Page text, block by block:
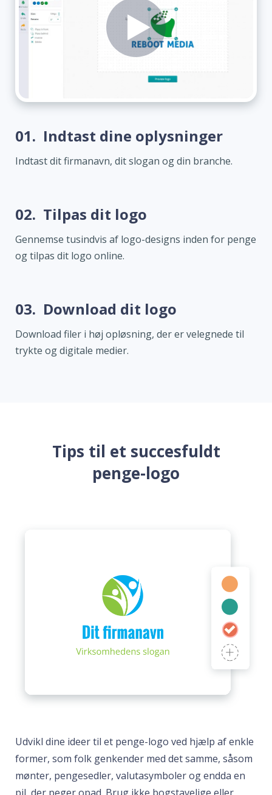
01. Indtast dine oplysninger
Indtast dit firmanavn, dit slogan og din branche.
02. Tilpas dit logo
Gennemse tusindvis af logo-designs inden for penge
og tilpas dit logo online.
03. Download dit logo
Download filer i høj opløsning, der er velegnede til
trykte og digitale medier.
Tips til et succesfuldt
penge-logo
Udvikl dine ideer til et penge-logo ved hjælp af enkle
former, som folk genkender med det samme, såsom
mønter, pengesedler, valutasymboler og endda en